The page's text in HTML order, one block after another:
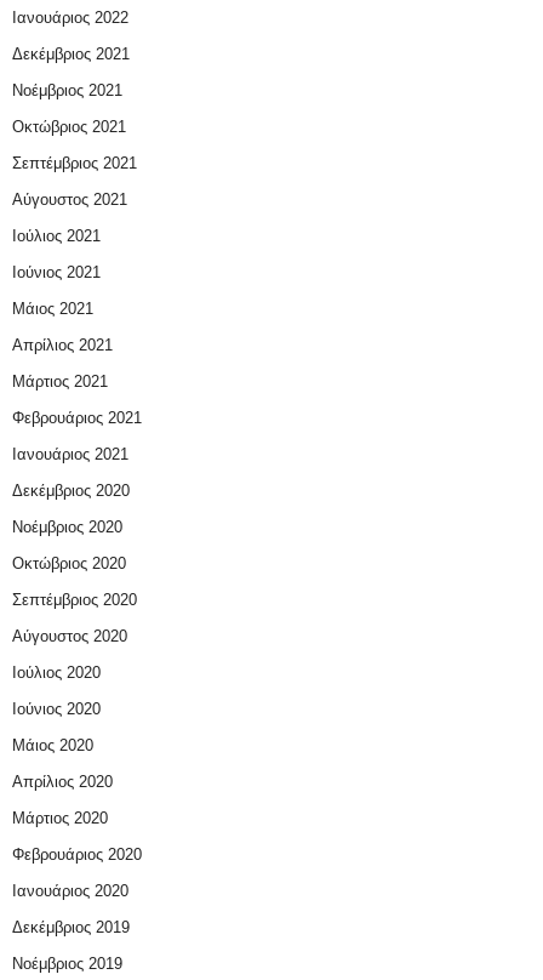
Ιανουάριος 2022
Δεκέμβριος 2021
Νοέμβριος 2021
Οκτώβριος 2021
Σεπτέμβριος 2021
Αύγουστος 2021
Ιούλιος 2021
Ιούνιος 2021
Μάιος 2021
Απρίλιος 2021
Μάρτιος 2021
Φεβρουάριος 2021
Ιανουάριος 2021
Δεκέμβριος 2020
Νοέμβριος 2020
Οκτώβριος 2020
Σεπτέμβριος 2020
Αύγουστος 2020
Ιούλιος 2020
Ιούνιος 2020
Μάιος 2020
Απρίλιος 2020
Μάρτιος 2020
Φεβρουάριος 2020
Ιανουάριος 2020
Δεκέμβριος 2019
Νοέμβριος 2019